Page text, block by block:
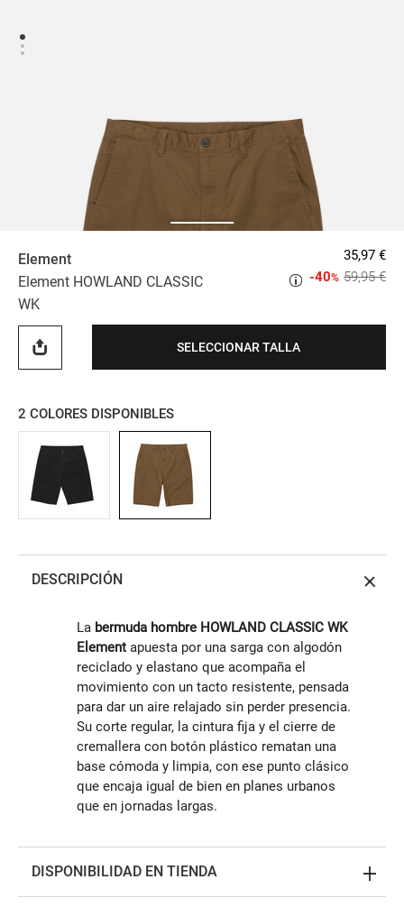
Element
Element HOWLAND CLASSIC
WK
35,97 €
59,95 €
-40%
SELECCIONAR TALLA
2 COLORES DISPONIBLES
DESCRIPCIÓN
La bermuda hombre HOWLAND CLASSIC WK
Element apuesta por una sarga con algodón
reciclado y elastano que acompaña el
movimiento con un tacto resistente, pensada
para dar un aire relajado sin perder presencia.
Su corte regular, la cintura fija y el cierre de
cremallera con botón plástico rematan una
base cómoda y limpia, con ese punto clásico
que encaja igual de bien en planes urbanos
que en jornadas largas.
DISPONIBILIDAD EN TIENDA